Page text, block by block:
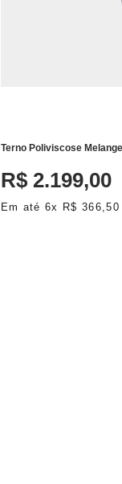
Terno Poliviscose
R$ 2.199,00
Em até6x R$ 366 ,50